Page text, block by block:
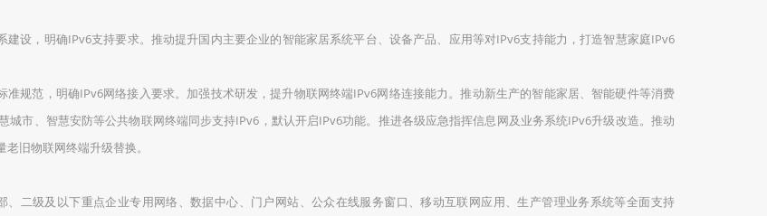
，明确IPv6支持要求。推动提升国内主要企业的智能家居系统平台、设备产品、应用等对IPv6支持能力，打造智慧家庭IPv6
范，明确IPv6网络接入要求。加强技术研发，提升物联网终端IPv6网络连接能力。推动新生产的智能家居、智能硬件等消费
市、智慧安防等公共物联网终端同步支持IPv6，默认开启IPv6功能。推进各级应急指挥信息网及业务系统IPv6升级改造。推动
旧物联网终端升级替换。
级及以下重点企业专用网络、数据中心、门户网站、公众在线服务窗口、移动互联网应用、生产管理业务系统等全面支持